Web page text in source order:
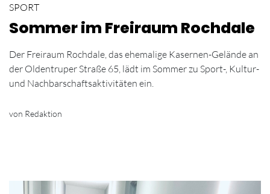
SPORT
Sommer im Freiraum Rochdale
Der Freiraum Rochdale, das ehemalige Kasernen-Gelände an
der Oldentruper Straße 65, lädt im Sommer zu Sport-, Kultur-
und Nachbarschaftsaktivitäten ein.
von Redaktion